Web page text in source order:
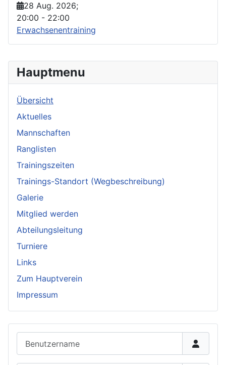
Hauptmenu
Übersicht
Aktuelles
Mannschaften
Ranglisten
Trainingszeiten
Trainings-Standort (Wegbeschreibung)
Galerie
Mitglied werden
Abteilungsleitung
Turniere
Links
Zum Hauptverein
Impressum
28 Aug. 2026;
20:00 - 22:00
Erwachsenentraining